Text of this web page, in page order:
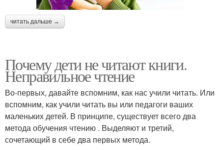
читать дальше →
Почему дети не читают книги.
Неправильное чтение
Во-первых, давайте вспомним, как нас учили читать. Или
вспомним, как учили читать вы или педагоги ваших
маленьких детей. В принципе, существует всего два
метода обучения чтению . Выделяют и третий,
сочетающий в себе два первых метода.